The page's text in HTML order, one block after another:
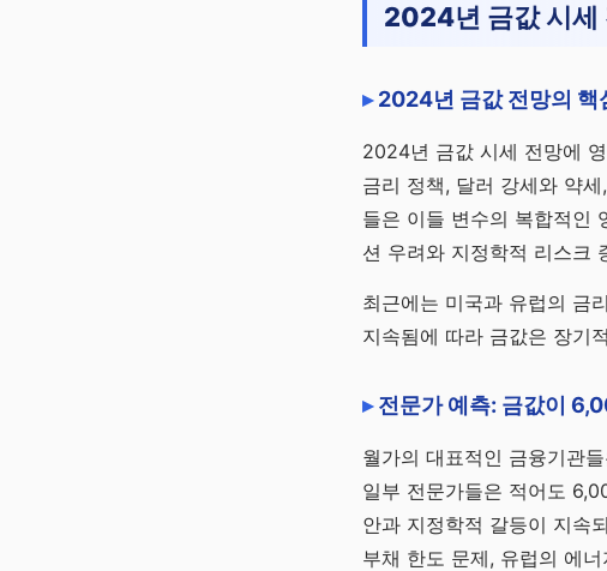
2024년 금값 시세
2024년 금값 전망의 핵
2024년 금값 시세 전망에
금리 정책, 달러 강세와 약
들은 이들 변수의 복합적인
션 우려와 지정학적 리스크
최근에는 미국과 유럽의 금
지속됨에 따라 금값은 장기
전문가 예측: 금값이
월가의 대표적인 금융기관
일부 전문가들은 적어도
안과 지정학적 갈등이 지속
부채 한도 문제, 유럽의 에